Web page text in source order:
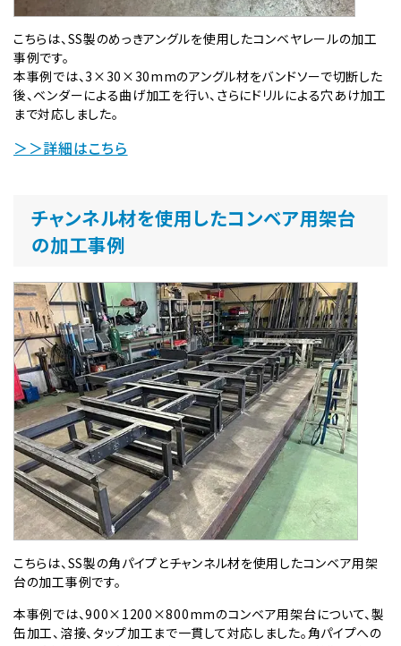
こちらは、SS製のめっきアングルを使用したコンベヤレールの加工
事例です。
本事例では、3×30×30mmのアングル材をバンドソーで切断した
後、ベンダーによる曲げ加工を行い、さらにドリルによる穴あけ加工
まで対応しました。
＞＞詳細はこちら
チャンネル材を使用したコンベア用架台
の加工事例
こちらは、SS製の角パイプとチャンネル材を使用したコンベア用架
台の加工事例です。
本事例では、900×1200×800mmのコンベア用架台について、製
缶加工、溶接、タップ加工まで一貫して対応しました。角パイプへの